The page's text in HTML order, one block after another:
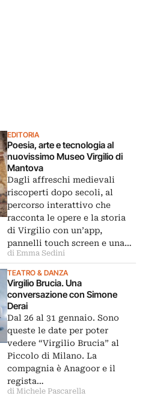
EDITORIA
Poesia, arte e tecnologia al
nuovissimo Museo Virgilio di
Mantova
Dagli affreschi medievali
riscoperti dopo secoli, al
percorso interattivo che
racconta le opere e la storia
di Virgilio con un’app,
pannelli touch screen e una…
di Emma Sedini
TEATRO & DANZA
Virgilio Brucia. Una
conversazione con Simone
Derai
Dal 26 al 31 gennaio. Sono
queste le date per poter
vedere “Virgilio Brucia” al
Piccolo di Milano. La
compagnia è Anagoor e il
regista…
di Michele Pascarella